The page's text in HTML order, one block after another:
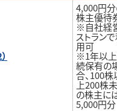
4,000円
株主優待
※自社経
ストラン
用可
※1年以
続保有の
合、100株
上200株
の株主に
5,000円分